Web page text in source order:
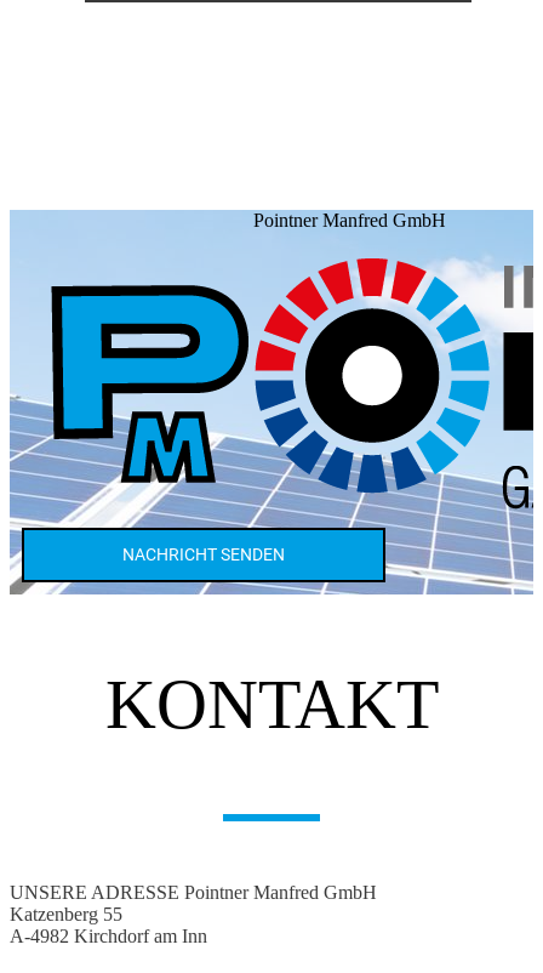
Pointner Manfred GmbH
NACHRICHT SENDEN
KONTAKT
UNSERE ADRESSE Pointner Manfred GmbH
Katzenberg 55
A-4982 Kirchdorf am Inn